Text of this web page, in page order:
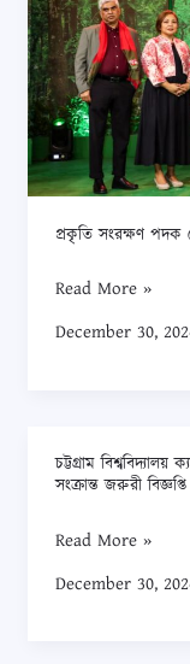
নিকট
হতে
তাদের
নিজস্ব
প্যাডে
সীলমোহরকৃত
আহ্বান
করা
কৃত
ব্যাংক
সংক্রান্ত
তথ্য
ও
অন্যান্য
তথ্যের
ভুল
সংক্রান্ত
প্রকৃতি সংরক্ষণ
পেলেন
চবি
অধ্যাপক
ড.
মো.
মনজুরুল
কিবরীয়া
Read More »
December 30,
চট্টগ্রাম
সংক্রান্ত জরুরী বিজ্ঞপ্তি
চট্টগ্রাম
ক্যাম্পাসে
চলাচলের
Read More »
December 30,